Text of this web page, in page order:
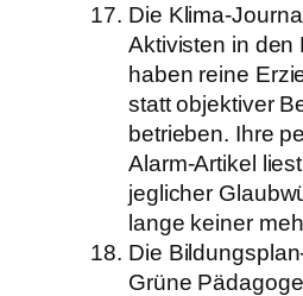
Die Klima-
Aktivisten in den
haben reine
statt objektiver
betrieben. Ihre
Alarm-Artikel
jeglicher
lange keiner
Die
Grüne